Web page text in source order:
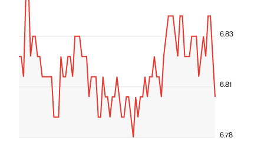
6.78
6.81
6.83